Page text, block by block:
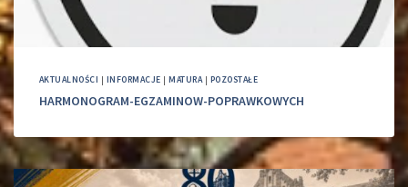
AKTUALNOŚCI | INFORMACJE |MATURA | POZOSTAŁE
HARMONOGRAM-EGZAMINOW-POPRAWKOWYCH